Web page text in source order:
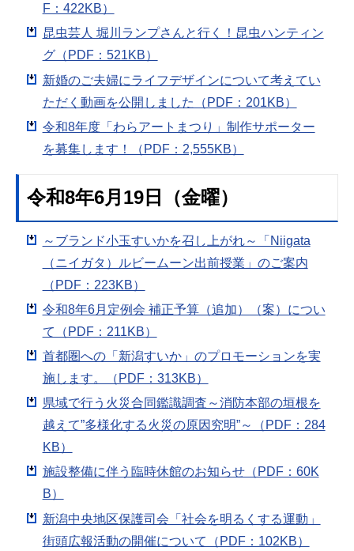
F：422KB）
昆虫芸人 堀川ランプさんと行く！昆虫ハンティン
グ（PDF：521KB）
新婚のご夫婦にライフデザインについて考えてい
ただく動画を公開しました（PDF：201KB）
令和8年度「わらアートまつり」制作サポーター
を募集します！（PDF：2,555KB）
令和8年6月19日（金曜）
～ブランド小玉すいかを召し上がれ～「Niigata
（ニイガタ）ルビームーン出前授業」のご案内
（PDF：223KB）
令和8年6月定例会 補正予算（追加）（案）につい
て（PDF：211KB）
首都圏への「新潟すいか」のプロモーションを実
施します。（PDF：313KB）
県域で行う火災合同鑑識調査～消防本部の垣根を
越えて”多様化する火災の原因究明”～（PDF：284
KB）
施設整備に伴う臨時休館のお知らせ（PDF：60K
B）
新潟中央地区保護司会「社会を明るくする運動」
街頭広報活動の開催について（PDF：102KB）